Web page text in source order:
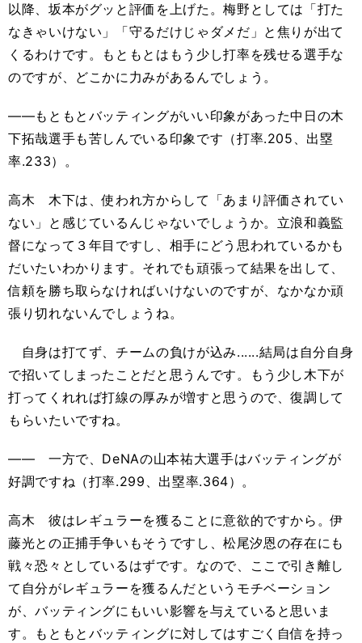
以降、坂本がグッと評価を上げた。梅野としては「打た
なきゃいけない」「守るだけじゃダメだ」と焦りが出て
くるわけです。もともとはもう少し打率を残せる選手な
のですが、どこかに力みがあるんでしょう。
――もともとバッティングがいい印象があった中日の木
下拓哉選手も苦しんでいる印象です（打率.205 、出塁
率.233）。
高木 木下は、使われ方からして「あまり評価されてい
ない」と感じているんじゃないでしょうか。立浪和義監
督になって３年目ですし、相手にどう思われているかも
だいたいわかります。それでも頑張って結果を出して、
信頼を勝ち取らなければいけないのですが、なかなか頑
張り切れないんでしょうね。
自身は打てず、チームの負けが込み......結局は自分自身
で招いてしまったことだと思うんです。もう少し木下が
打ってくれれば打線の厚みが増すと思うので、復調して
もらいたいですね。
―― 一方で、DeNAの山本祐大選手はバッティングが
好調ですね（打率.299 、出塁率.364）。
高木 彼はレギュラーを獲ることに意欲的ですから。伊
藤光との正捕手争いもそうですし、松尾汐恩の存在にも
戦々恐々としているはずです。なので、ここで引き離し
て自分がレギュラーを獲るんだというモチベーション
が、バッティングにもいい影響を与えていると思いま
す。もともとバッティングに対してはすごく自信を持っ